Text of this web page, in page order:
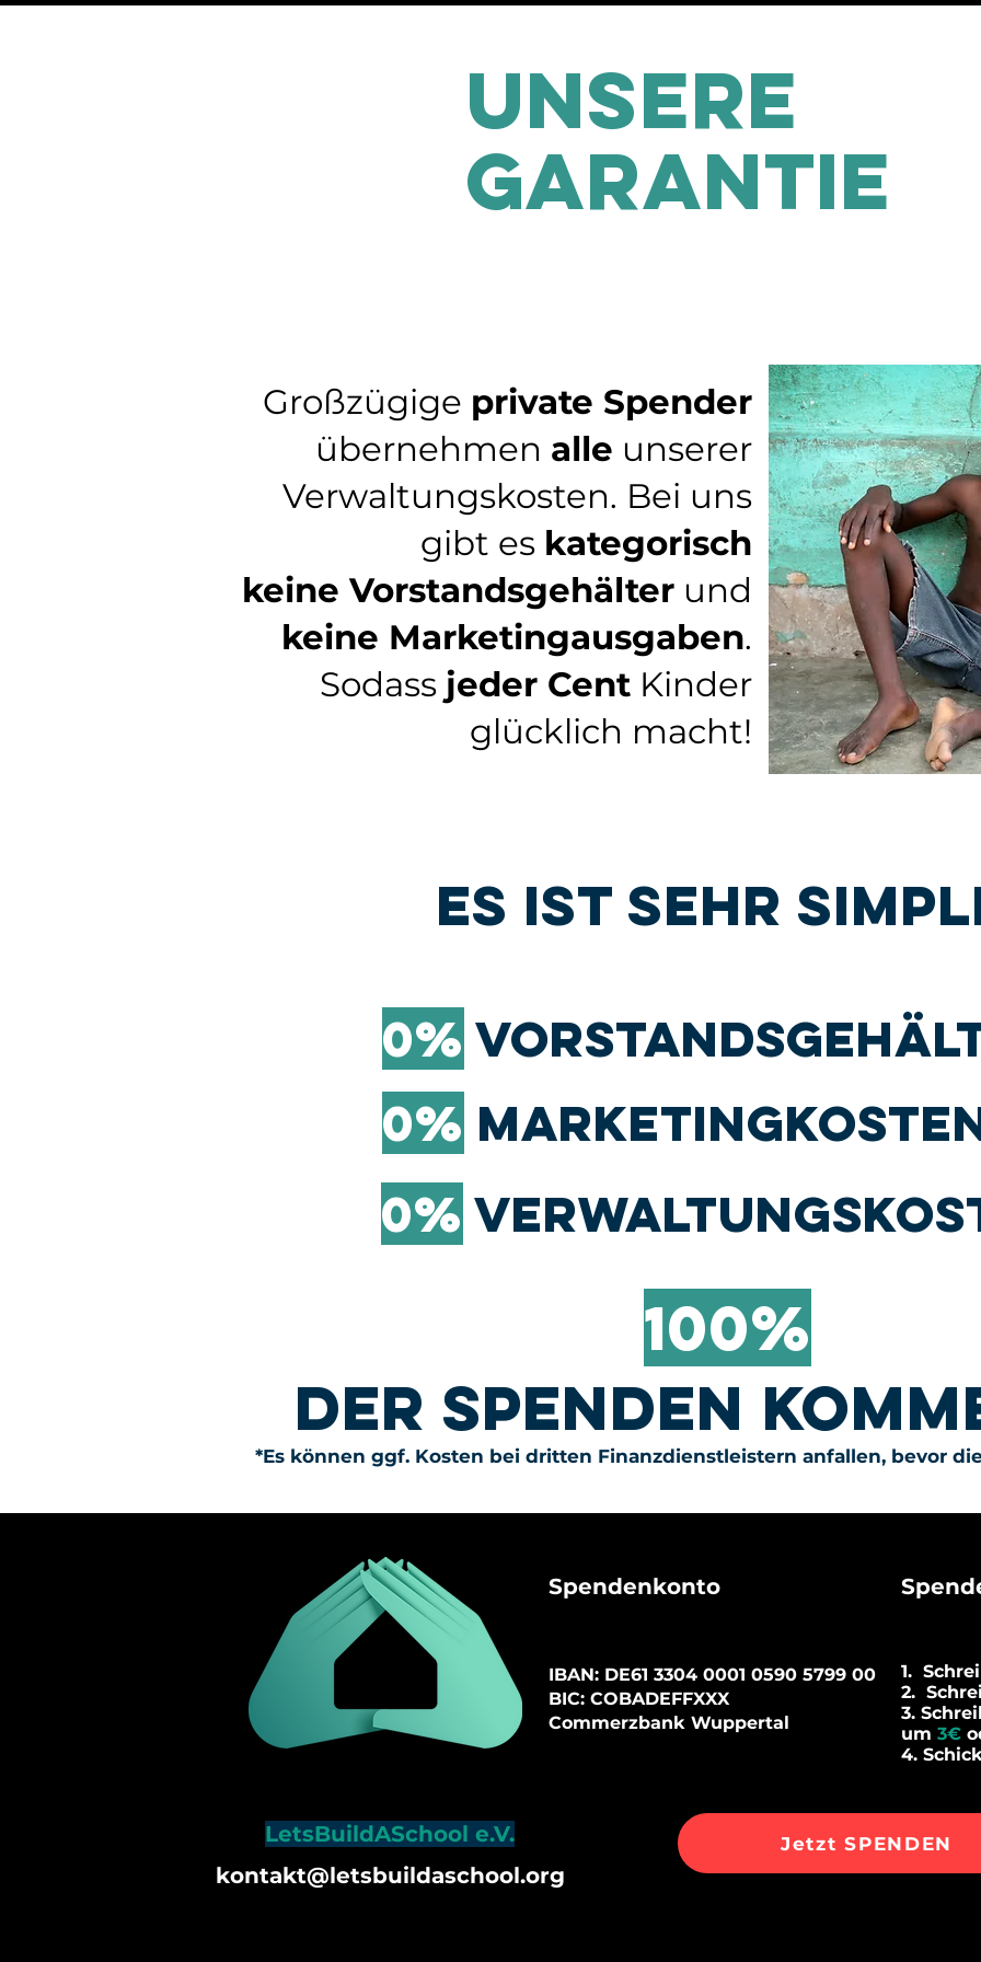
Unsere
garantie
Großzügige private Spender
übernehmen alle unserer
Verwaltungskosten. Bei uns
gibt es kategorisch
keine Vorstandsgehälter und
keine Marketingausgaben.
Sodass jeder Cent Kinder
glücklich macht!
Es ist sehr
0%
0%
0%
100%
der spenden
*Es können ggf. Kosten bei dritten Finanzdienstleistern anfallen, bevor
Spendenkonto Spen
IBAN: DE61 3304 0001 0590 5799 00
BIC: COBADEFFXXX
Commerzbank Wuppertal
1.
2.
3.
um 3€
4.
LetsBuildASchool e.V.
kontakt@letsbuildaschool.org
Jetzt SPENDEN